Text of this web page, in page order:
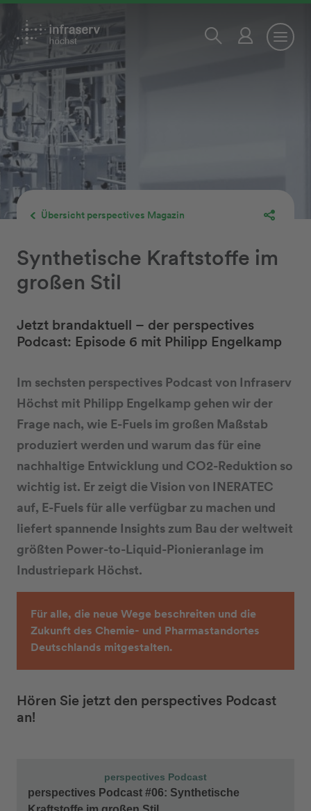
Übersicht perspectives Magazin
Synthetische Kraftstoffe im
großen Stil
Jetzt brandaktuell – der perspectives
Podcast: Episode 6 mit Philipp Engelkamp
Im sechsten perspectives Podcast von Infraserv
Höchst mit Philipp Engelkamp gehen wir der
Frage nach, wie E-Fuels im großen Maßstab
produziert werden und warum das für eine
nachhaltige Entwicklung und CO2-Reduktion so
wichtig ist. Er zeigt die Vision von INERATEC
auf, E-Fuels für alle verfügbar zu machen und
liefert spannende Insights zum Bau der weltweit
größten Power-to-Liquid-Pionieranlage im
Industriepark Höchst.
Für alle, die neue Wege beschreiten und die
Zukunft des Chemie- und Pharmastandortes
Deutschlands mitgestalten.
Hören Sie jetzt den perspectives Podcast
an!